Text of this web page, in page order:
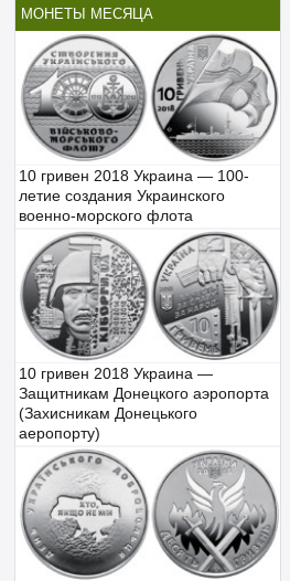
МОНЕТЫ МЕСЯЦА
10 гривен 2018 Украина — 100-
летие создания Украинского
военно-морского флота
10 гривен 2018 Украина —
Защитникам Донецкого аэропорта
(Захисникам Донецького
аеропорту)